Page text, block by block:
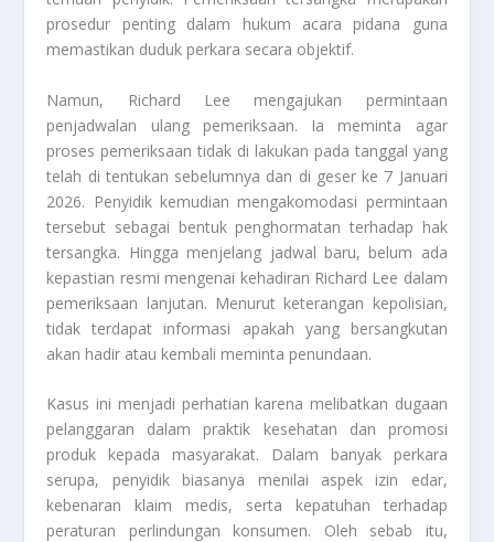
prosedur penting dalam hukum acara pidana guna
memastikan duduk perkara secara objektif.
Namun, Richard Lee mengajukan permintaan
penjadwalan ulang pemeriksaan. Ia meminta agar
proses pemeriksaan tidak di lakukan pada tanggal yang
telah di tentukan sebelumnya dan di geser ke 7 Januari
2026. Penyidik kemudian mengakomodasi permintaan
tersebut sebagai bentuk penghormatan terhadap hak
tersangka. Hingga menjelang jadwal baru, belum ada
kepastian resmi mengenai kehadiran Richard Lee dalam
pemeriksaan lanjutan. Menurut keterangan kepolisian,
tidak terdapat informasi apakah yang bersangkutan
akan hadir atau kembali meminta penundaan.
Kasus ini menjadi perhatian karena melibatkan dugaan
pelanggaran dalam praktik kesehatan dan promosi
produk kepada masyarakat. Dalam banyak perkara
serupa, penyidik biasanya menilai aspek izin edar,
kebenaran klaim medis, serta kepatuhan terhadap
peraturan perlindungan konsumen. Oleh sebab itu,